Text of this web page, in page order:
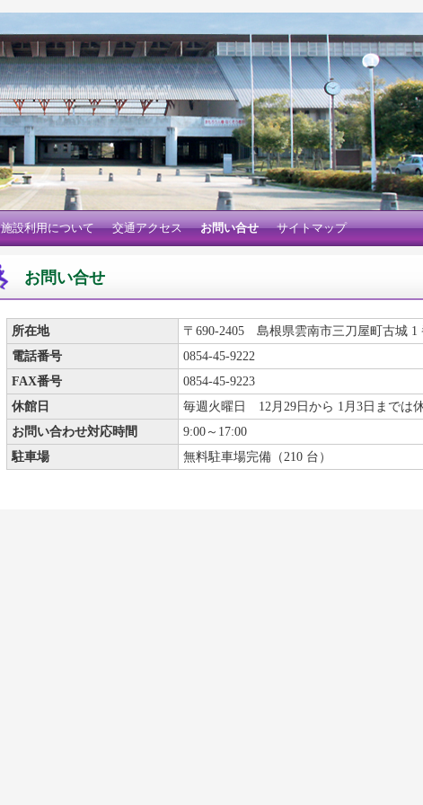
施設利用について 交通アクセス お問い合せ サイトマップ
お問い合せ
所在地
〒690-2405 島根県雲南市三刀屋町古城
電話番号
0854-45-9222
FAX番号
0854-45-9223
休館日
毎週火曜日 12月29日から 1月3日までは
お問い合わせ対応時間
9:00～17:00
駐車場
無料駐車場完備（210 台）